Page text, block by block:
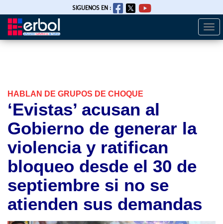
Pasar
SIGUENOS EN :
HABLAN DE GRUPOS DE CHOQUE
‘Evistas’ acusan al
Gobierno de generar la
violencia y ratifican
bloqueo desde el 30 de
septiembre si no se
atienden sus demandas